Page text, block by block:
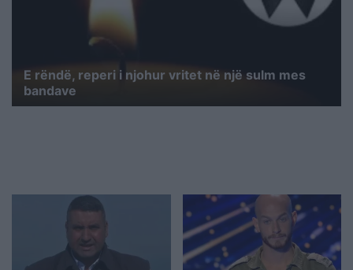
E rëndë, reperi i njohur vritet në një sulm mes
bandave